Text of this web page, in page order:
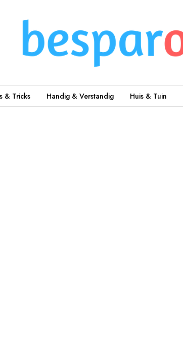
& Tricks Handig & Verstandig Huis & Tuin